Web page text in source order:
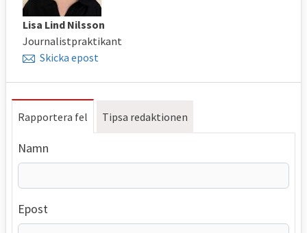
Lisa Lind Nilsson
Journalistpraktikant
Skicka epost
Rapportera fel Tipsa redaktionen
Namn
Epost